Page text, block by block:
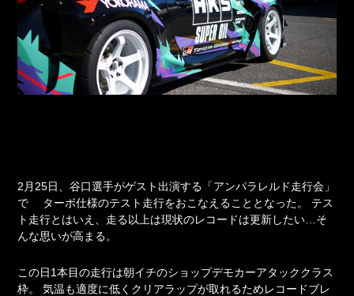
2月25日、谷口選手がゲスト出演する「アンパラレルド走行会」
で ターボ仕様のテスト走行をおこなえることとなった。
テス
ト走行とはいえ、走る以上は現状のレコードは更新したい…そ
んな思いが高まる。
この日1本目の走行は朝イチのショップデモカーアタッククラス
枠。
気温も適度に低くクリアラップが取れるためレコードブレ